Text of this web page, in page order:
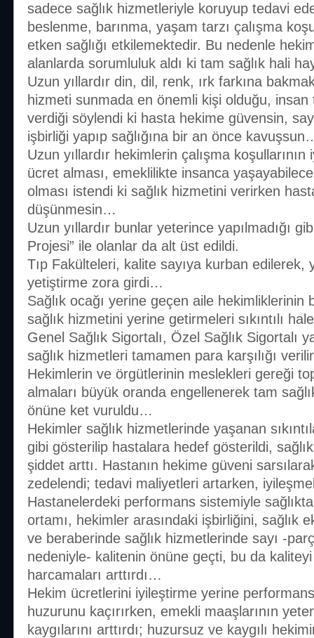
sadece sağlık hizmetleriyle koruyup tedavi
beslenme, barınma, yaşam tarzı çalışma
etken sağlığı etkilemektedir. Bu nedenle
alanlarda sorumluluk aldı ki tam sağlık hali
Uzun yıllardır din, dil, renk, ırk farkına
hizmeti sunmada en önemli kişi olduğu,
verdiği söylendi ki hasta hekime güvensin,
işbirliği yapıp sağlığına bir an önce
Uzun yıllardır hekimlerin çalışma
ücret alması, emeklilikte insanca
olması istendi ki sağlık hizmetini verirken
düşünmesin…
Uzun yıllardır bunlar yeterince yapılmadığı
Projesi” ile olanlar da alt üst edildi.
Tıp Fakülteleri, kalite sayıya kurban edilerek,
yetiştirme zora girdi…
Sağlık ocağı yerine geçen aile hekimliklerinin
sağlık hizmetini yerine getirmeleri sıkıntılı
Genel Sağlık Sigortalı, Özel Sağlık Sigortalı
sağlık hizmetleri tamamen para karşılığı
Hekimlerin ve örgütlerinin meslekleri gereği
almaları büyük oranda engellenerek tam
önüne ket vuruldu…
Hekimler sağlık hizmetlerinde yaşanan
gibi gösterilip hastalara hedef gösterildi,
şiddet arttı. Hastanın hekime güveni
zedelendi; tedavi maliyetleri artarken,
Hastanelerdeki performans sistemiyle
ortamı, hekimler arasındaki işbirliğini, sağlık
ve beraberinde sağlık hizmetlerinde sayı -
nedeniyle- kalitenin önüne geçti, bu da kaliteyi
harcamaları arttırdı…
Hekim ücretlerini iyileştirme yerine
huzurunu kaçırırken, emekli maaşlarının
kaygılarını arttırdı; huzursuz ve kaygılı